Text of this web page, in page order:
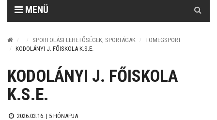
MENÜ
SPORTOLÁSI LEHETŐSÉGEK, SPORTÁGAK
TÖMEGSPORT
KODOLÁNYI J. FŐISKOLA K.S.E.
KODOLÁNYI J. FŐISKOLA
K.S.E.
2026.03.16. | 5 HÓNAPJA